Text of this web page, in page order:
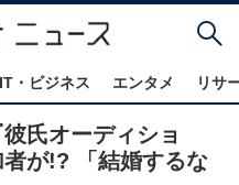
IT・ビジネス エンタメ リサ
氏オーディショ
が!? 「結婚するな